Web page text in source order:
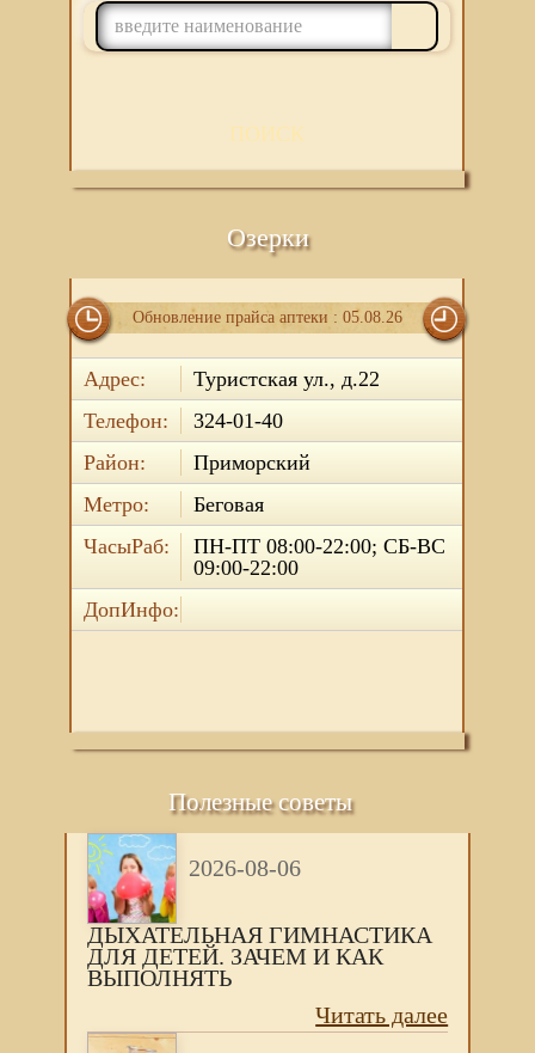
ПОИСК
Озерки
Обновление прайса аптеки : 05.08.26
Адрес:
Туристская ул., д.22
Телефон:
324-01-40
Район:
Приморский
Метро:
Беговая
ЧасыРаб:
ПН-ПТ 08:00-22:00; СБ-ВС
09:00-22:00
ДопИнфо:
Полезные советы
2026-08-06
ДЫХАТЕЛЬНАЯ ГИМНАСТИКА
ДЛЯ ДЕТЕЙ. ЗАЧЕМ И КАК
ВЫПОЛНЯТЬ
Читать далее